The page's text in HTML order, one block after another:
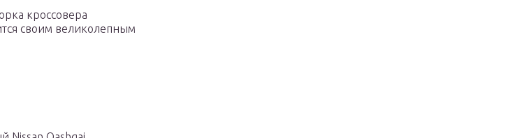
кроссовера
своим великолепным